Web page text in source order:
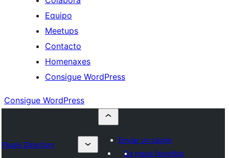
Equipo
Meetups
Contacto
Homenaxes
Consigue WordPress
Consigue WordPress
Plugin Directory
Enviar un plugin
Os meus favoritos